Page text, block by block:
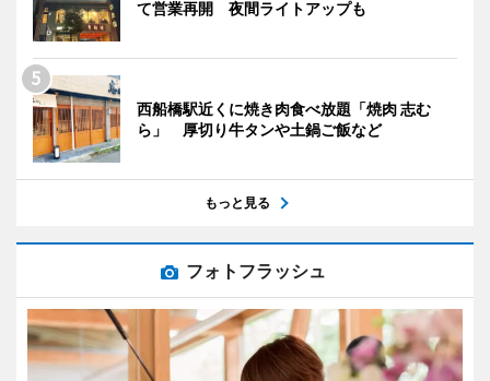
て営業再開 夜間ライトアップも
西船橋駅近くに焼き肉食べ放題「焼肉 志む
ら」 厚切り牛タンや土鍋ご飯など
もっと見る
フォトフラッシュ